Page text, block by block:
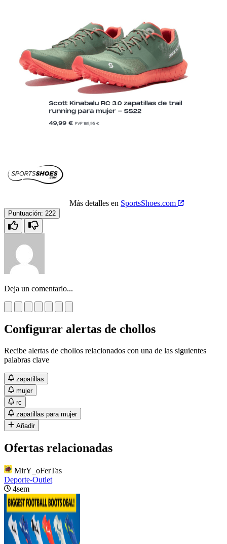
Más detalles en SportsShoes.com
Puntuación: 222
Deja un comentario...
Configurar alertas de chollos
Recibe alertas de chollos relacionados con una de las siguientes
palabras clave
zapatillas
mujer
rc
zapatillas para mujer
Añadir
Ofertas relacionadas
MirY_oFerTas
Deporte-Outlet
4sem